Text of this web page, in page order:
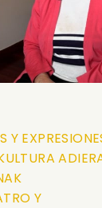
Y
Y